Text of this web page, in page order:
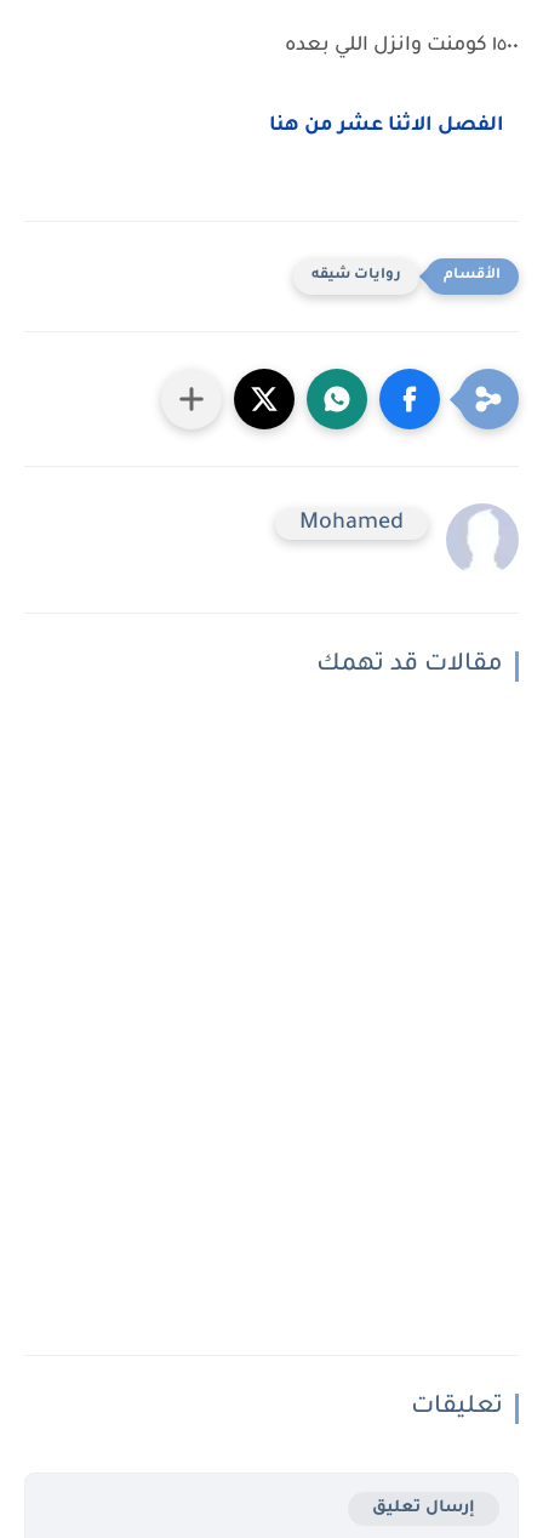
١٥٠٠ كومنت وانزل اللي بعده
الفصل الاثنا عشر من هنا
روايات شيقه
Mohamed
مقالات قد تهمك
تعليقات
إرسال تعليق